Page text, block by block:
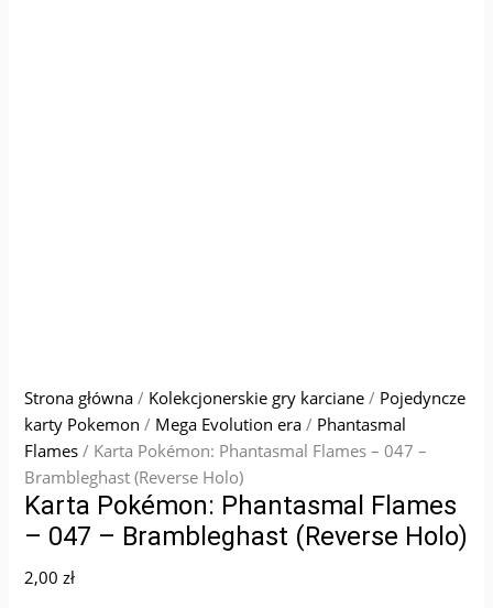
Strona główna / Kolekcjonerskie gry karciane / Pojedyncze
karty Pokemon / Mega Evolution era / Phantasmal
Flames / Karta Pokémon: Phantasmal Flames – 047 –
Brambleghast (Reverse Holo)
Karta Pokémon: Phantasmal Flames
– 047 – Brambleghast (Reverse Holo)
2,00zł